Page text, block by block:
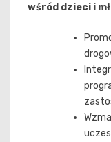
wśród dzieci i